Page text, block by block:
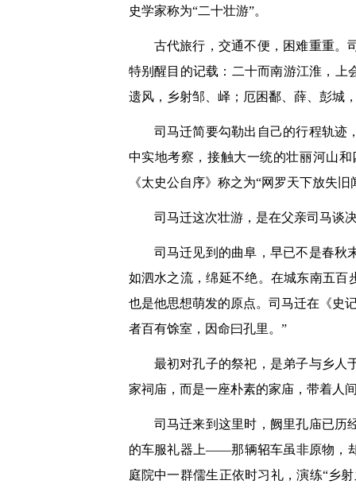
史学家称为“二十壮游”。
古代旅行，交通不便，困难重重。
特别醒目的记载：二十而南游江淮，上
遗风，乡射邹、峄；厄困鄱、薛、彭城
司马迁简要勾勒出自己的行程轨迹
中实地考察，接触大一统的壮丽河山
《太史公自序》称之为“网罗天下放失
司马迁这次壮游，是在父亲司马谈
司马迁见到的曲阜，早已不是春秋
如泗水之流，绵延不绝。在城东南五
也是他思想萌发的原点。司马迁在《史
者百有馀室，因命曰孔里。”
最初对孔子的祭祀，是弟子与乡人
家祠庙，而是一座朴素的家庙，带着人
司马迁来到这里时，阙里孔庙已历
的车服礼器上——那辆轺车虽非原物，
庭院中一群儒生正依时习礼，演练“乡